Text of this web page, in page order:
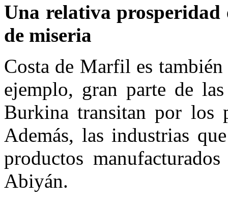
Una relativa prosperidad
de miseria
Costa de Marfil es
ejemplo, gran parte de
Burkina transitan por los
Además, las industrias
productos
Abiyán.